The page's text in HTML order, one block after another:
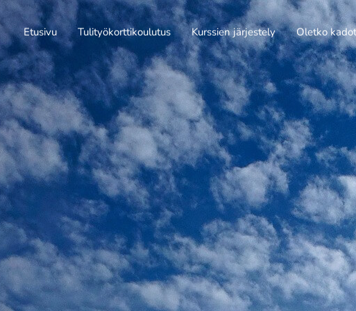
Etusivu Tulityökorttikoulutus Kurssien järjestely Oletko